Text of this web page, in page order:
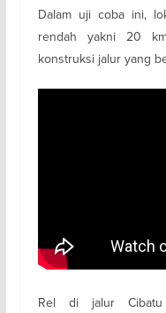
Dalam uji coba ini,
rendah yakni 20
konstruksi jalur yang
Rel di jalur